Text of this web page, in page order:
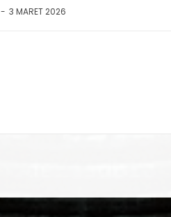
- 3 MARET 2026